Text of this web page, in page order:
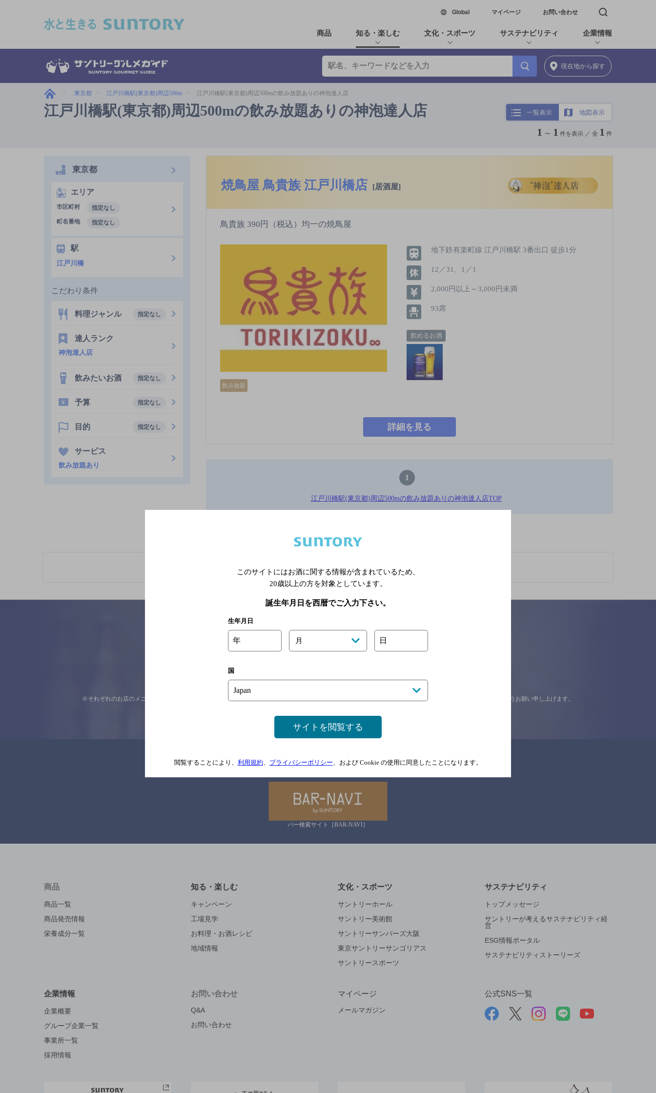
Global新しいウィンドウで開く
マイページ お問い合わせ 検索窓を開く
商品 知る・楽しむ 文化・スポーツ サステナビリティ 企業情報
現在地から探す
東京都 江戸川橋駅(東京都)周辺500m 江戸川橋駅(東京都)周辺500mの飲み放題ありの神泡達人店
江戸川橋駅(東京都)周辺500mの飲み放題ありの神泡達人店 一覧表示 地図表示
1 ～ 1 件を表示 ／ 全 1 件
焼鳥屋 鳥貴族 江戸川橋店 [居酒屋]
鳥貴族 390円（税込）均一の焼鳥屋
飲み放題
地下鉄有楽町線 江戸川橋駅 3番出口 徒歩1分
12／31、1／1
2,000円以上～3,000円未満
93席
飲めるお酒
詳細を見る
1
江戸川橋駅(東京都)周辺500mの飲み放題ありの神泡達人店TOP
東京都
エリア
市区町村
指定なし
町名番地
指定なし
駅
江戸川橋
こだわり条件
料理ジャンル 指定なし
達人ランク
神泡達人店
飲みたいお酒 指定なし
予算 指定なし
目的 指定なし
サービス
飲み放題あり
関連ページ
※それぞれのお店のメニューや営業時間などの掲載情報については、 念のためお店にご確認の上ご来店くださいますようお願い申し上げます。
関連リンク
バー検索サイト［BAR-NAVI］
商品
商品一覧
商品発売情報
栄養成分一覧
知る・楽しむ
キャンペーン
工場見学
お料理・お酒レシピ
地域情報
文化・スポーツ
サントリーホール
サントリー美術館
サントリーサンバーズ大阪
東京サントリーサンゴリアス
サントリースポーツ
サステナビリティ
トップメッセージ
サントリーが考えるサステナビリティ経
営
ESG情報ポータル
サステナビリティストーリーズ
企業情報
企業概要
グループ企業一覧
事業所一覧
採用情報
お問い合わせ
Q&A
お問い合わせ
マイページ
メールマガジン
公式SNS一覧
このサイトにはお酒に関する情報が含まれているため、
20歳以上の方を対象としています。
誕生年月日を西暦でご入力下さい。
生年月日
年 月 日
国
サイトを閲覧する
閲覧することにより、 利用規約 プライバシーポリシー 、および Cookie の使用に同意したことになります。